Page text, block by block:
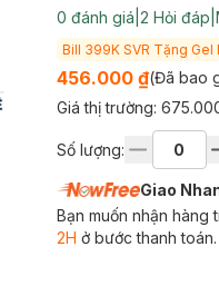
0 đánh giá 2 Hỏi đáp
Bill 399K SVR Tặng Gel
456.000 ₫(Đã bao
Giá thị trường:
Số lượng:
Giao
Bạn muốn nhận hàng
2H ở bước thanh toán.